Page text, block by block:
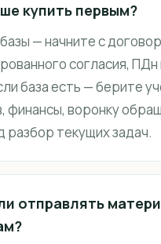
купить первым?
— начните с
согласия, ПДн
база есть — берите
финансы, воронку
разбор текущих задач.
отправлять